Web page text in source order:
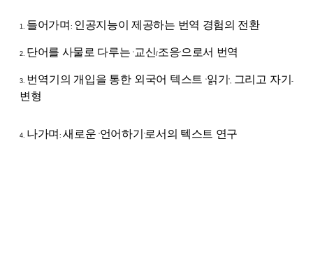
1. 들어가며 : 인공지능이 제공하는 번역 경험의 전환
2. 단어를 사물로 다루는‘교신/조응’으로서 번역
3. 번역기의 개입을 통한 외국어 텍스트‘읽기’, 그리고 자기-
변형
4. 나가며:새로운‘언어하기 ’로서의 텍스트 연구